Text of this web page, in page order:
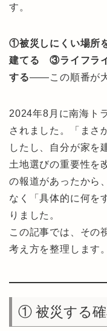
す。
①被災しにくい場所
建てる ③ライフライ
する――この順番が大
2024年8月に南海ト
されました。「まさ
したし、自分が家を
土地選びの重要性を
の報道があったから
なく「具体的に何を
りました。
この記事では、その
考え方を整理します。
① 被災する